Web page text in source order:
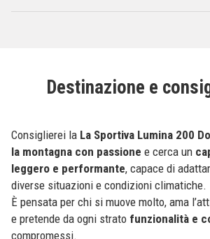
Destinazione e
Consiglierei la La Sportiva Lumina 200
la montagna con passione e cerca un
leggero e performante, capace di
diverse situazioni e condizioni climatiche.
È pensata per chi si muove molto, ama
e pretende da ogni strato funzionalità e
compromessi.